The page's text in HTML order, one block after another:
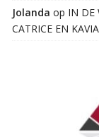
Jolanda op IN DE
CATRICE EN